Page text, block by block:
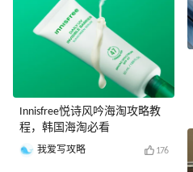
Innisfree悦诗风吟海淘攻略教
程，韩国海淘必看
我爱写攻略 176